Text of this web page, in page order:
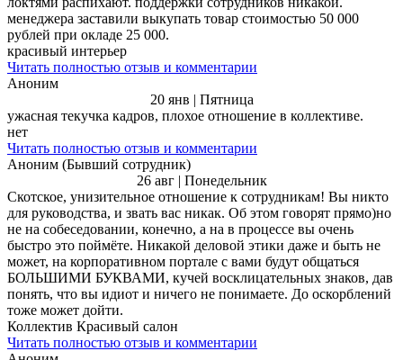
менеджера заставили выкупать товар стоимостью 50 000
рублей при окладе 25 000.
красивый интерьер
Читать полностью отзыв и комментарии
Аноним
20 янв | Пятница
ужасная текучка кадров, плохое отношение в коллективе.
нет
Читать полностью отзыв и комментарии
Аноним (Бывший сотрудник)
26 авг | Понедельник
Скотское, унизительное отношение к сотрудникам! Вы никто
для руководства, и звать вас никак. Об этом говорят прямо)но
не на собеседовании, конечно, а на в процессе вы очень
быстро это поймёте. Никакой деловой этики даже и быть не
может, на корпоративном портале с вами будут общаться
БОЛЬШИМИ БУКВАМИ, кучей восклицательных знаков, дав
понять, что вы идиот и ничего не понимаете. До оскорблений
тоже может дойти.
Коллектив Красивый салон
Читать полностью отзыв и комментарии